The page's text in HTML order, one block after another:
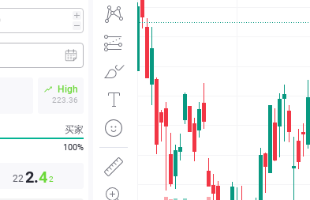
High
223.36
买家
100%
222.42